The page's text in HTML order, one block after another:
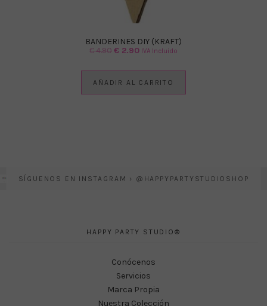
BANDERINES DIY (KRAFT)
€4.90El
€ 2.90ElIVA Incluido
AÑADIR AL CARRITO
SÍGUENOS EN INSTAGRAM › @HAPPYPARTYSTUDIOSHOP
HAPPY PARTY STUDIO®
Conócenos
Servicios
Marca Propia
Nuestra Colección